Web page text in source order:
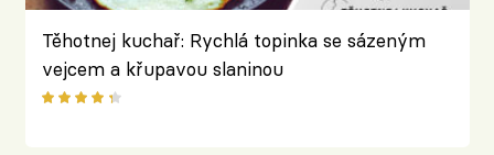
Těhotnej kuchař: Rychlá topinka se sázeným
vejcem a křupavou slaninou